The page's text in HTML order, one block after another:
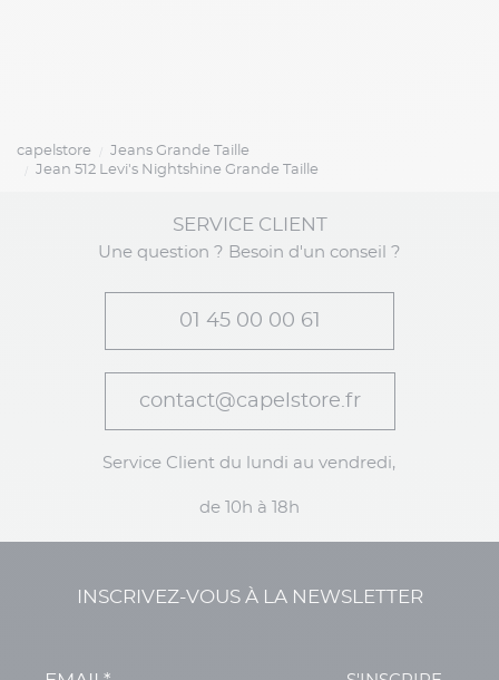
capelstore
Jeans Grande Taille
Jean 512 Levi's Nightshine Grande Taille
SERVICE CLIENT
Une question ? Besoin d'un conseil ?
01 45 00 00 61
contact@capelstore.fr
Service Client du lundi au vendredi,
de 10h à 18h
INSCRIVEZ-VOUS À LA NEWSLETTER